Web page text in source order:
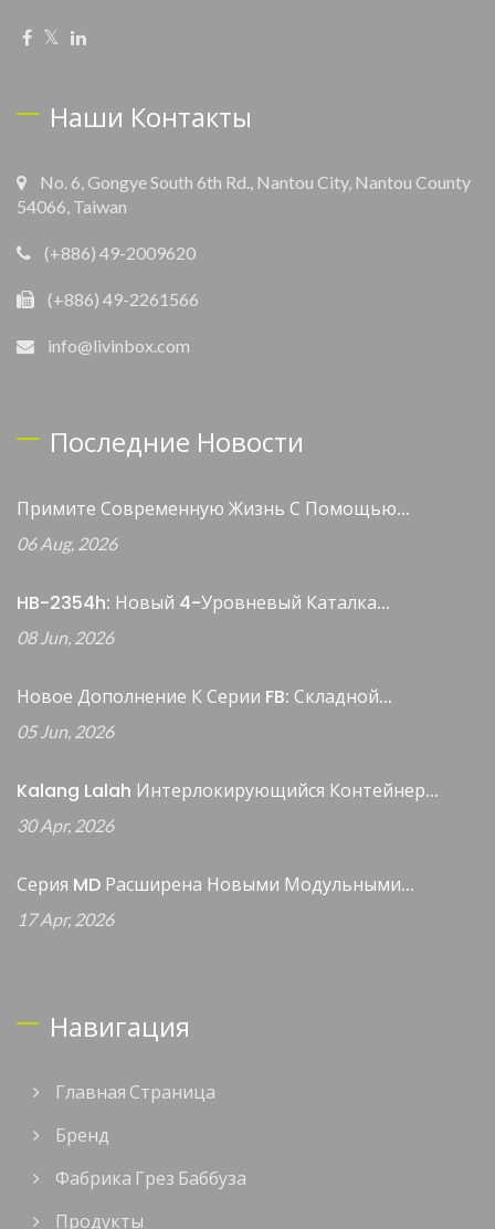
Наши Контакты
No. 6, Gongye South 6th Rd., Nantou City, Nantou County
54066, Taiwan
(+886) 49-2009620
(+886) 49-2261566
info@livinbox.com
Последние Новости
Примите Современную Жизнь С Помощью...
06 Aug, 2026
HB-2354h: Новый 4-Уровневый Каталка...
08 Jun, 2026
Новое Дополнение К Серии FB: Складной...
05 Jun, 2026
Kalang Lalah Интерлокирующийся Контейнер...
30 Apr, 2026
Серия MD Расширена Новыми Модульными...
17 Apr, 2026
Навигация
Главная Страница
Бренд
Фабрика Грез Баббуза
Продукты